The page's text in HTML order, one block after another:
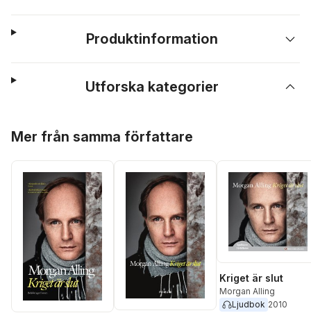
Produktinformation
Utforska kategorier
Mer från samma författare
Kriget är slut
Morgan Alling
Ljudbok 2010